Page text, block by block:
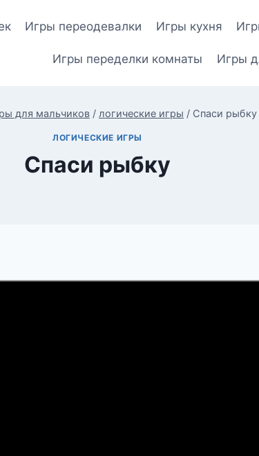
Игры переодевалки Игры кухня
Игры переделки комнаты Игры
для мальчиков / логические игры / Спаси рыбку
ЛОГИЧЕСКИЕ ИГРЫ
Спаси рыбку